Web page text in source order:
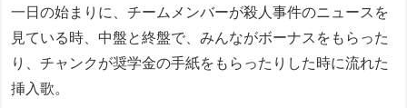
一日の始まりに、チームメンバーが殺人事件のニュースを
見ている時、中盤と終盤で、みんながボーナスをもらった
り、チャンクが奨学金の手紙をもらったりした時に流れた
挿入歌。